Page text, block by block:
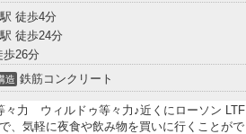
駅 徒歩4分
駅 徒歩24分
歩26分
造 鉄筋コンクリート
々力 ウィルドゥ等々力♪近くにローソン LTF
、気軽に夜食や飲み物を買いに行くことがで